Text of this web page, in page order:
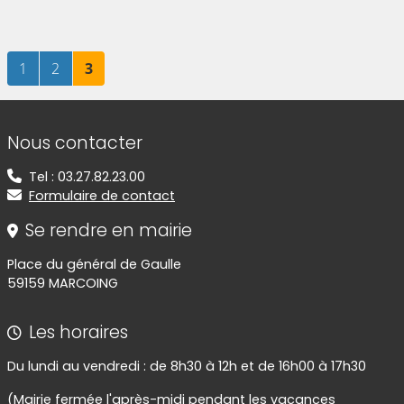
Page
1 sur 3Page
2 sur 3Page
3sur 3
Informations de contact
Nous contacter
Tel : 03.27.82.23.00
Formulaire de contact
Se rendre en mairie
Place du général de Gaulle
59159 MARCOING
Les horaires
Du lundi au vendredi : de 8h30 à 12h et de 16h00 à 17h30
(Mairie fermée l'après-midi pendant les vacances